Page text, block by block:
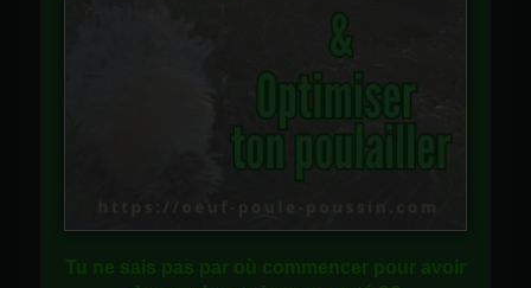
Tu ne sais pas par où commencer pour avoir